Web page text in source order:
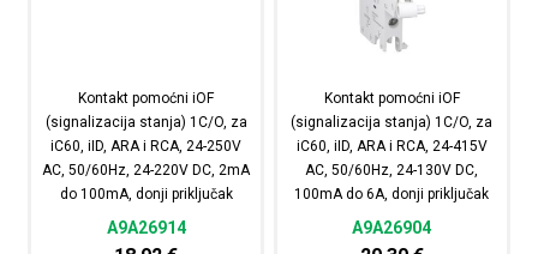
Kontakt pomoćni iOF
(signalizacija stanja) 1C/O, za
iC60, iID, ARA i RCA, 24-250V
AC, 50/60Hz, 24-220V DC, 2mA
do 100mA, donji priključak
A9A26914
Kontakt pomoćni iOF
(signalizacija stanja) 1C/O, za
iC60, iID, ARA i RCA, 24-415V
AC, 50/60Hz, 24-130V DC,
100mA do 6A, donji priključak
A9A26904